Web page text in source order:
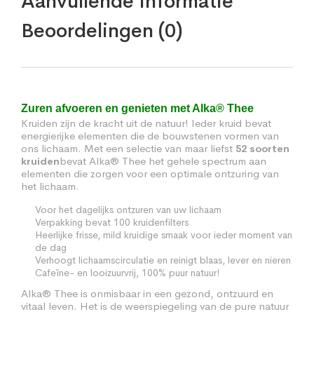
Beoordelingen (0)
Zuren afvoeren en genieten met Alka® Thee
Kruiden zijn de kracht uit de natuur! Ieder kruid bevat
energierijke elementen die de bouwstenen vormen van
ons lichaam. Met een selectie van maar liefst 52 soorten
kruidenbevat Alka® Thee het gehele spectrum aan
elementen die zorgen voor een optimale ontzuring van
het lichaam.
Voor het dagelijks ontzuren van uw lichaam
Verpakking bevat 100 kruidenfilters
Heerlijke frisse, mild kruidige smaak voor ieder moment van
de dag
Verhoogt lichaamscirculatie en reinigt blaas, lever en nieren
Cafeïne- en looizuurvrij, 100% puur natuur!
Alka® Thee is onmisbaar in een gezond, ontzuurd en
vitaal leven. Het is de weerspiegeling van de pure natuur